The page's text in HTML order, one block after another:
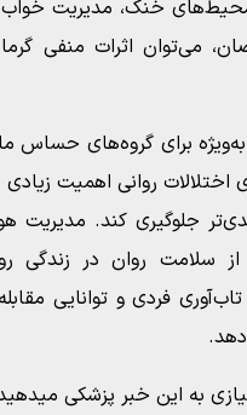
خنک، مدیریت خواب
می‌توان اثرات منفی گرما
برای گروه‌های حساس
اختلالات روانی اهمیت
جلوگیری کند. مدیریت
سلامت روان در زندگی
فردی و توانایی
به این خبر پزشکی